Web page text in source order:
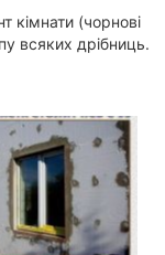
кімнати (чорнові
всяких дрібниць.